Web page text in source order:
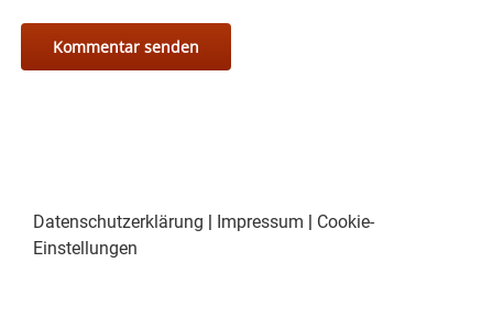
Datenschutzerklärung Impressum
Cookie-
Einstellungen